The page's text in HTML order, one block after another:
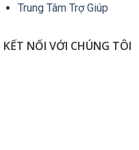
Trung Tâm Trợ Giúp
KẾT NỐI VỚI CHÚNG TÔI